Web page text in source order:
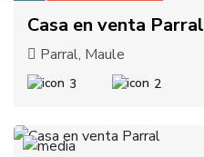
Casa en venta Parral
Parral, Maule
3 2
1